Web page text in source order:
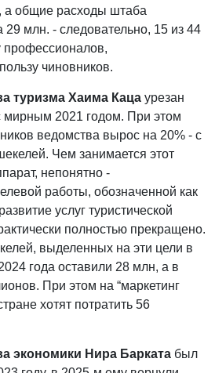
а общие расходы штаба
29 млн. - следовательно, 15 из 44
профессионалов,
чиновников.
туризма Хаима Каца урезан
мирным 2021 годом. При этом
ведомства вырос на 20% - с
Чем занимается этот
непонятно -
работы, обозначенной как
услуг туристической
полностью прекращено.
выделенных на эти цели в
года оставили 28 млн, а в
При этом на “маркетинг
хотят потратить 56
экономики Нира Барката был